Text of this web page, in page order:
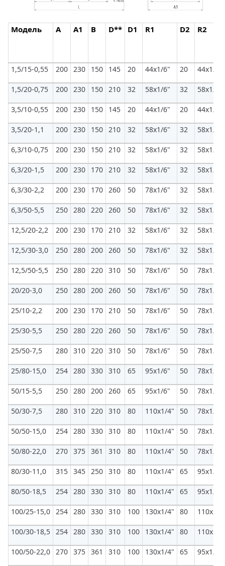
Модель A A1 B D** D1 R1 D2 R2
1,5/15-0,55 200 230 150 145 20 44х1/6" 20 44х1/6"
1,5/20-0,75 200 230 150 210 32 58х1/6" 32 58х1/6"
3,5/10-0,55 200 230 150 145 20 44х1/6" 20 44х1/6"
3,5/20-1,1 200 230 150 210 32 58х1/6" 32 58х1/6"
6,3/10-0,75 200 230 150 210 32 58х1/6" 32 58х1/6"
6,3/20-1,5 200 230 170 210 32 58х1/6" 32 58х1/6"
6,3/30-2,2 200 230 170 260 50 78х1/6" 32 58х1/6"
6,3/50-5,5 250 280 220 260 50 78х1/6" 32 58х1/6"
12,5/20-2,2 200 230 170 210 32 58х1/6" 32 58х1/6"
12,5/30-3,0 250 280 200 260 50 78х1/6" 32 58х1/6"
12,5/50-5,5 250 280 220 310 50 78х1/6" 50 78х1/6"
20/20-3,0 250 280 200 260 50 78х1/6" 50 78х1/6"
25/10-2,2 200 230 170 210 50 78х1/6" 50 78х1/6"
25/30-5,5 250 280 220 260 50 78х1/6" 50 78х1/6"
25/50-7,5 280 310 220 310 50 78х1/6" 50 78х1/6"
25/80-15,0 254 280 330 310 65 95х1/6" 50 78х1/6"
50/15-5,5 250 280 200 260 65 95х1/6" 50 78х1/6"
50/30-7,5 280 310 220 310 80 110х1/4" 50 78х1/6"
50/50-15,0 254 280 330 310 80 110х1/4" 50 78х1/6"
50/80-22,0 270 375 361 310 80 110х1/4" 50 78х1/6"
80/30-11,0 315 345 250 310 80 110х1/4" 65 95х1/6"
80/50-18,5 254 280 330 310 80 110х1/4" 65 95х1/6"
100/25-15,0 254 280 330 310 100 130х1/4" 80 110х1/
100/30-18,5 254 280 330 310 100 130х1/4" 80 110х1/
100/50-22,0 270 375 361 310 100 130х1/4" 65 95х1/6"